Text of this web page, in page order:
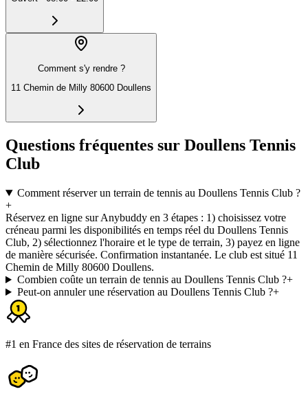
Comment s'y rendre ?
11 Chemin de Milly 80600 Doullens
Questions fréquentes sur Doullens Tennis
Club
Comment réserver un terrain de tennis au Doullens Tennis Club ?
+
Réservez en ligne sur Anybuddy en 3 étapes : 1) choisissez votre
créneau parmi les disponibilités en temps réel du Doullens Tennis
Club, 2) sélectionnez l'horaire et le type de terrain, 3) payez en ligne
de manière sécurisée. Confirmation instantanée. Le club est situé 11
Chemin de Milly 80600 Doullens.
Combien coûte un terrain de tennis au Doullens Tennis Club ?+
Peut-on annuler une réservation au Doullens Tennis Club ?+
#1 en France des sites de réservation de terrains